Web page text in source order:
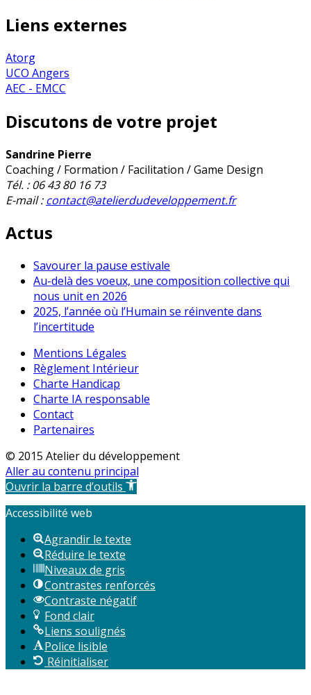
Liens externes
Atorg
UCO Angers
AEC - EMCC
Discutons de votre projet
Sandrine Pierre
Coaching / Formation / Facilitation / Game Design
Tél. : 06 43 80 16 73
E-mail :contact@atelierdudeveloppement.fr
Actus
Savourer la pause estivale
Au-delà des voeux, une composition collective qui
nous unit en 2026
2025, l’année où l’Humain se réinvente dans
l’incertitude
Mentions Légales
Règlement Intérieur
Charte Handicap
Charte IA responsable
Contact
Partenaires
© 2015 Atelier du développement
Aller au contenu principal
Ouvrir la barre d’outils
Accessibilité web
Agrandir le texte
Réduire le texte
Niveaux de gris
Contrastes renforcés
Contraste négatif
Fond clair
Liens soulignés
Police lisible
Réinitialiser